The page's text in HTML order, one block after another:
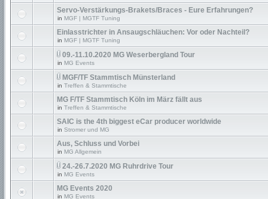
Servo-Verstärkungs-Brakets/Braces - Eure Erfahrungen?
in MGF | MGTF Tuning
Einlasstrichter in Ansaugschläuchen: Vor oder Nachteil?
in MGF | MGTF Tuning
09.-11.10.2020 MG Weserbergland Tour
in MG Events
MGF/TF Stammtisch Münsterland
in Treffen & Stammtische
MG F/TF Stammtisch Köln im März fällt aus
in Treffen & Stammtische
SAIC is the 4th biggest eCar producer worldwide
in Stromer und MG
Aus, Schluss und Vorbei
in MG Allgemein
24.-26.7.2020 MG Ruhrdrive Tour
in MG Events
MG Events 2020
in MG Events